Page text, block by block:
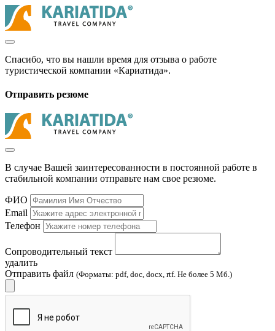
Спасибо, что вы нашли время для отзыва о работе
туристической компании «Кариатида».
Отправить резюме
В случае Вашей заинтересованности в постоянной работе в
стабильной компании отправьте нам свое резюме.
ФИО
Email
Телефон
Сопроводительный текст
удалить
Отправить файл (Форматы: pdf, doc, docx, rtf. Не более 5 Мб.)